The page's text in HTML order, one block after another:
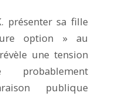
présenter sa fille
option » au
une tension
probablement
publique